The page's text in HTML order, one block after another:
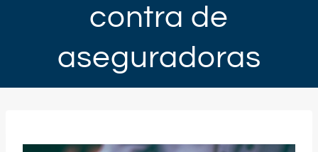
contra de
aseguradoras